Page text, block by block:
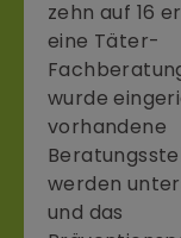
zehn auf 16
eine Täter-
wurde
vorhandene
werden
und das